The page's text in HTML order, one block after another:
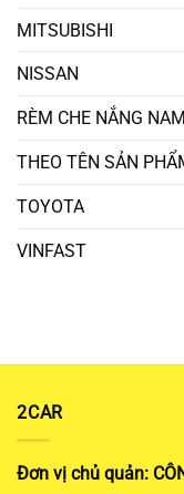
MITSUBISHI
NISSAN
RÈM CHE NẮNG
THEO TÊN SẢN
TOYOTA
VINFAST
2CAR
Đơn vị chủ quản: